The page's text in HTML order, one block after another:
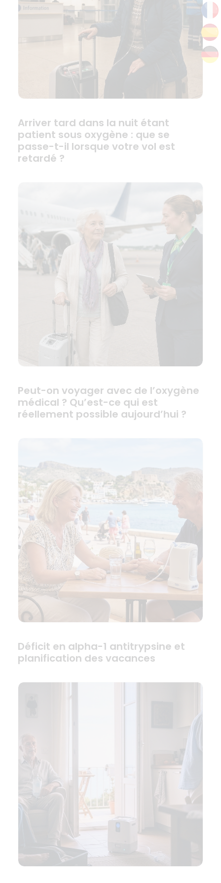
Arriver tard dans la nuit étant
patient sous oxygène : que se
passe-t-il lorsque votre vol est
retardé ?
Peut-on voyager avec de l’oxygène
médical ? Qu’est-ce qui est
réellement possible aujourd’hui ?
Déficit en alpha-1 antitrypsine et
planification des vacances